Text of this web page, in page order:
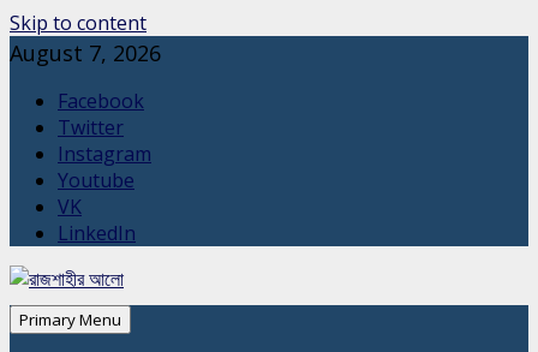
Skip to content
August 7, 2026
Facebook
Twitter
Instagram
Youtube
VK
LinkedIn
Primary Menu